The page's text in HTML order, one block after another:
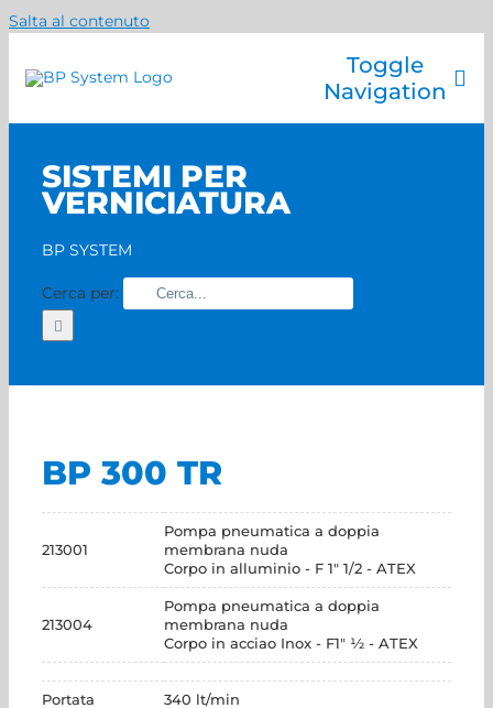
Salta al contenuto
Toggle
Navigation
Catalogo prodotti
Servizi
SISTEMI PER
VERNICIATURA
BP SYSTEM
Cerca per:
BP 300 TR
213001
Pompa pneumatica a doppia
membrana nuda
Corpo in alluminio - F 1" 1/2 - ATEX
213004
Pompa pneumatica a doppia
membrana nuda
Corpo in acciao Inox - F1" ½ - ATEX
Portata 340 lt/min